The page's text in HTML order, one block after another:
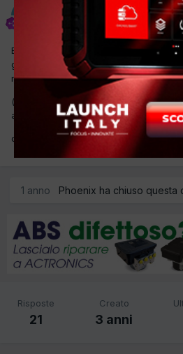
plays
Inviato 9 Marzo 2023
Buongiorno a tutti scusatemi, avete
gas r134a oggi con una promozionale
rendere 900euro
(bombole da 12kg) quindi 25 euri al kg
al kg....
da voi come va?
1 anno Phoenix ha chiuso questa
Risposte
21
Creato
3 anni